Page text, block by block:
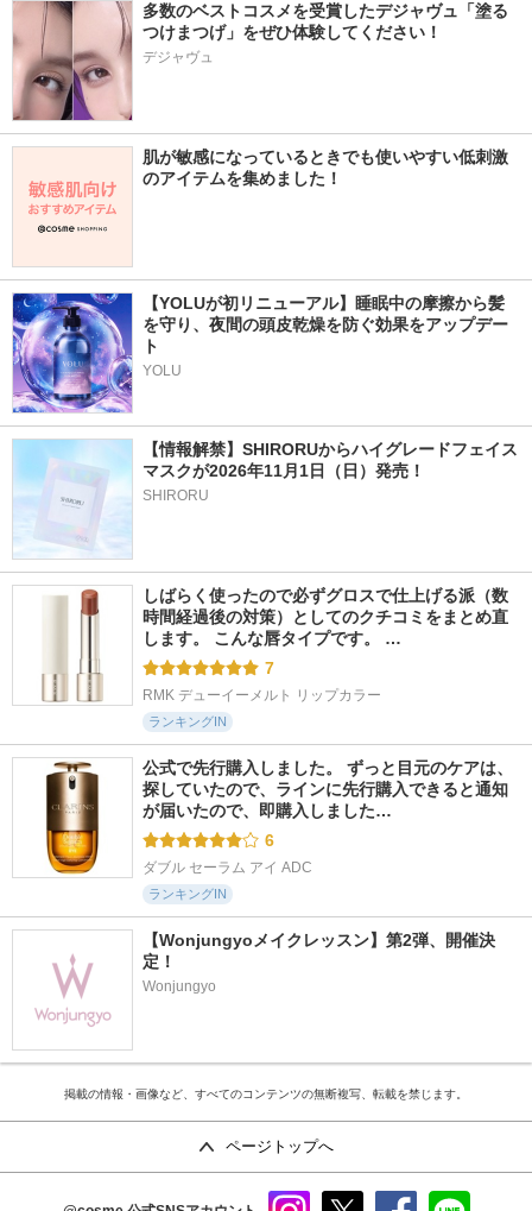
多数のベストコスメを受賞したデジャヴュ「塗る
つけまつげ」をぜひ体験してください！
デジャヴュ
肌が敏感になっているときでも使いやすい低刺激
のアイテムを集めました！
【YOLUが初リニューアル】睡眠中の摩擦から髪
を守り、夜間の頭皮乾燥を防ぐ効果をアップデー
ト
YOLU
【情報解禁】SHIRORUからハイグレードフェイス
マスクが2026年11月1日（日）発売！
SHIRORU
しばらく使ったので必ずグロスで仕上げる派（数
時間経過後の対策）としてのクチコミをまとめ直
します。 こんな唇タイプです。 …
7
RMK デューイーメルト リップカラー
ランキングIN
公式で先行購入しました。 ずっと目元のケアは、
探していたので、ラインに先行購入できると通知
が届いたので、即購入しました…
6
ダブル セーラム アイ ADC
ランキングIN
【Wonjungyoメイクレッスン】第2弾、開催決
定！
Wonjungyo
掲載の情報・画像など、すべてのコンテンツの無断複写、転載を禁じます。
ページトップへ